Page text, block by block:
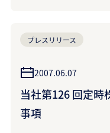
プレスリリース
2007.06.07
当社第126 回定時
事項